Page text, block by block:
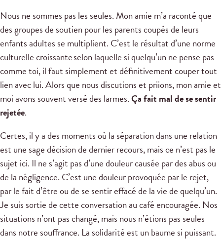
Nous ne sommes pas les seules. Mon amie m’a raconté que
des groupes de soutien pour les parents coupés de leurs
enfants adultes se multiplient. C’est le résultat d’une norme
culturelle croissante selon laquelle si quelqu’un ne pense pas
comme toi, il faut simplement et définitivement couper tout
lien avec lui. Alors que nous discutions et priions, mon amie et
moi avons souvent versé des larmes.Ça fait mal de se sentir
rejetée.
Certes, il y a des moments où la séparation dans une relation
est une sage décision de dernier recours, mais ce n’est pas le
sujet ici. Il ne s’agit pas d’une douleur causée par des abus ou
de la négligence. C’est une douleur provoquée par le rejet,
par le fait d’être ou de se sentir effacé de la vie de quelqu’un.
Je suis sortie de cette conversation au café encouragée. Nos
situations n’ont pas changé, mais nous n’étions pas seules
dans notre souffrance. La solidarité est un baume si puissant.